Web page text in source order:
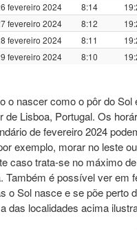
fevereiro 2024
8:14
fevereiro 2024
8:12
fevereiro 2024
8:11
fevereiro 2024
8:10
o nascer como o pôr do
de Lisboa, Portugal. Os
de fevereiro 2024
exemplo, morar no leste
caso trata-se no máximo
Também é possível ver em
o Sol nasce e se põe perto
das localidades acima